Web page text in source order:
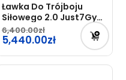
Ławka Do Trójboju
Siłowego 2.0 Just7Gym
Professional – OUTLET
6,400.00
Pierwotna
cena
wynosiła:
5,440.00
Aktualna
cena